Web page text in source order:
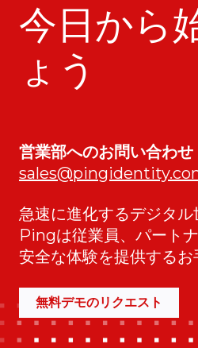
今日から
ょう
営業部へのお問い合わせ
急速に進化するデジタル
Pingは従業員、パート
安全な体験を提供するお
無料デモのリクエスト